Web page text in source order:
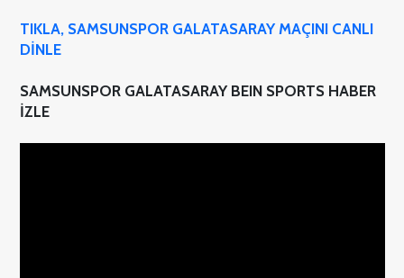
TIKLA, SAMSUNSPOR GALATASARAY MAÇINI CANLI
DİNLE
SAMSUNSPOR GALATASARAY BEIN SPORTS HABER
İZLE